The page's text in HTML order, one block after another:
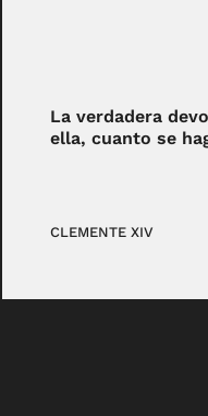
La verdadera
ella, cuanto se
CLEMENTE XIV